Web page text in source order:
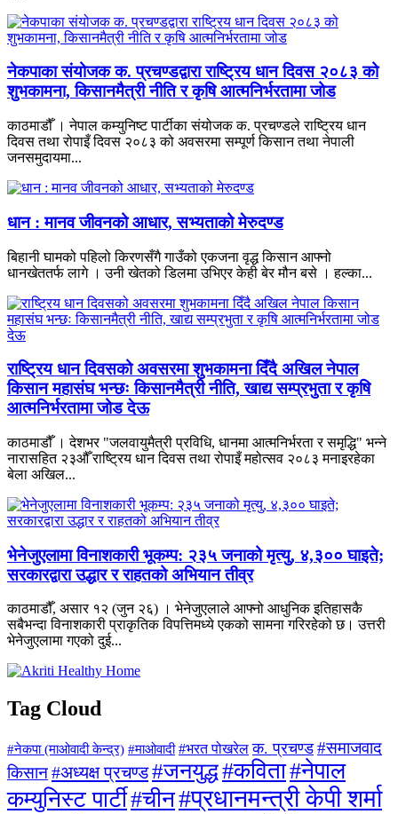
नेकपाका संयोजक क. प्रचण्डद्वारा राष्ट्रिय धान दिवस २०८३ को
शुभकामना, किसानमैत्री नीति र कृषि आत्मनिर्भरतामा जोड
काठमाडौँ । नेपाल कम्युनिष्ट पार्टीका संयोजक क. प्रचण्डले राष्ट्रिय धान
दिवस तथा रोपाइँ दिवस २०८३ को अवसरमा सम्पूर्ण किसान तथा नेपाली
जनसमुदायमा...
धान : मानव जीवनको आधार, सभ्यताको मेरुदण्ड
बिहानी घामको पहिलो किरणसँगै गाउँको एकजना वृद्ध किसान आफ्नो
धानखेततर्फ लागे । उनी खेतको डिलमा उभिएर केही बेर मौन बसे । हल्का...
राष्ट्रिय धान दिवसको अवसरमा शुभकामना दिँदै अखिल नेपाल
किसान महासंघ भन्छः किसानमैत्री नीति, खाद्य सम्प्रभुता र कृषि
आत्मनिर्भरतामा जोड देऊ
काठमाडौँ । देशभर "जलवायुमैत्री प्रविधि, धानमा आत्मनिर्भरता र समृद्धि" भन्ने
नारासहित २३औँ राष्ट्रिय धान दिवस तथा रोपाइँ महोत्सव २०८३ मनाइरहेका
बेला अखिल...
भेनेजुएलामा विनाशकारी भूकम्प: २३५ जनाको मृत्यु, ४,३०० घाइते;
सरकारद्वारा उद्धार र राहतको अभियान तीव्र
काठमाडौँ, असार १२ (जुन २६) । भेनेजुएलाले आफ्नो आधुनिक इतिहासकै
सबैभन्दा विनाशकारी प्राकृतिक विपत्तिमध्ये एकको सामना गरिरहेको छ। उत्तरी
भेनेजुएलामा गएको दुई...
Tag Cloud
#नेकपा (माओवादी केन्द्र) #माओवादी #भरत पोखरेल क. प्रचण्ड #समाजवाद
किसान#अध्यक्ष प्रचण्ड#जनयुद्ध#कविता#नेपाल
कम्युनिस्ट पार्टी#चीन#प्रधानमन्त्री केपी शर्मा